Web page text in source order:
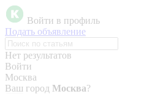
Войти в профиль
Подать объявление
Нет результатов
Войти
Москва
Ваш город Москва?